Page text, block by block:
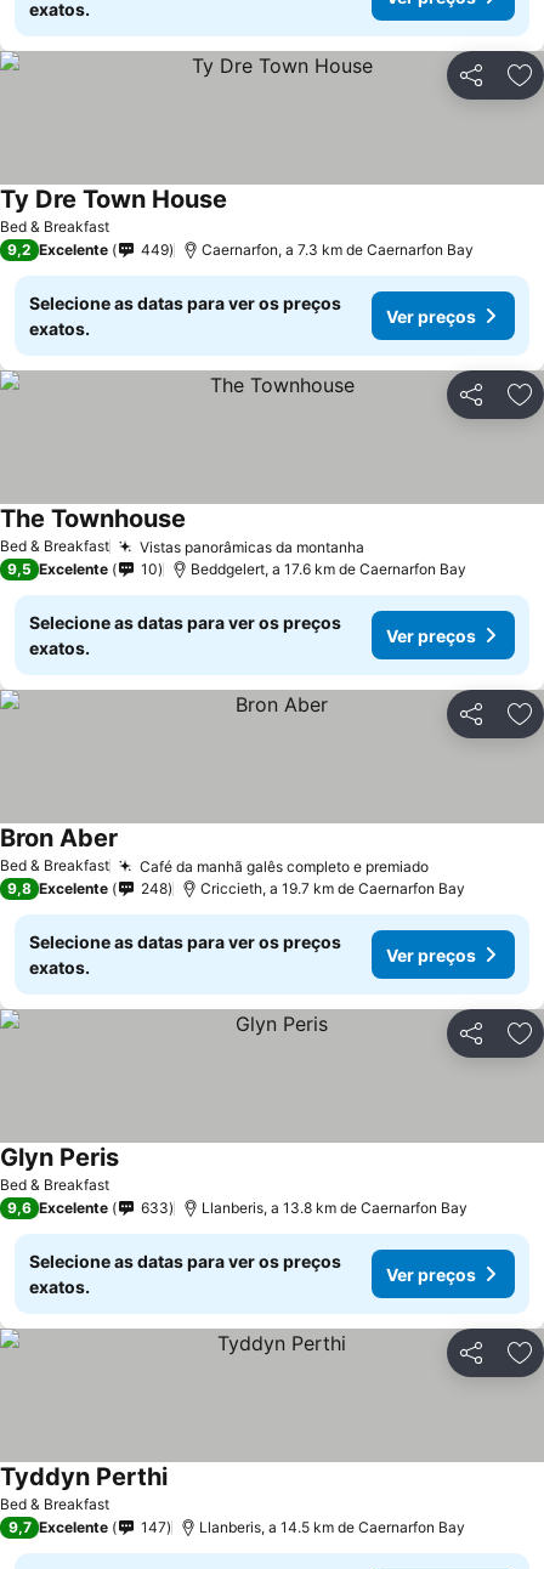
exatos.
Partilhar
Bed & Breakfast
Ty Dre Town House
9,2 Excelente 449 Caernarfon, a 7.3 km de Caernarfon Bay
Selecione as datas para ver os preços
exatos.
Ver preços
Partilhar
Bed & Breakfast Vistas panorâmicas da montanha
The Townhouse
9,5 Excelente 10 Beddgelert, a 17.6 km de Caernarfon Bay
Selecione as datas para ver os preços
exatos.
Ver preços
Partilhar
Bed & Breakfast Café da manhã galês completo e premiadoVer preços
Bron Aber
9,8 Excelente 248 Criccieth, a 19.7 km de Caernarfon Bay
Selecione as datas para ver os preços
exatos.
Ver preços
Partilhar
Bed & Breakfast
Glyn PerisVer preços
9,6 Excelente 633 Llanberis, a 13.8 km de Caernarfon Bay
Selecione as datas para ver os preços
exatos.
Ver preços
Partilhar
Bed & Breakfast
Tyddyn PerthiVer preços
9,7 Excelente 147 Llanberis, a 14.5 km de Caernarfon Bay